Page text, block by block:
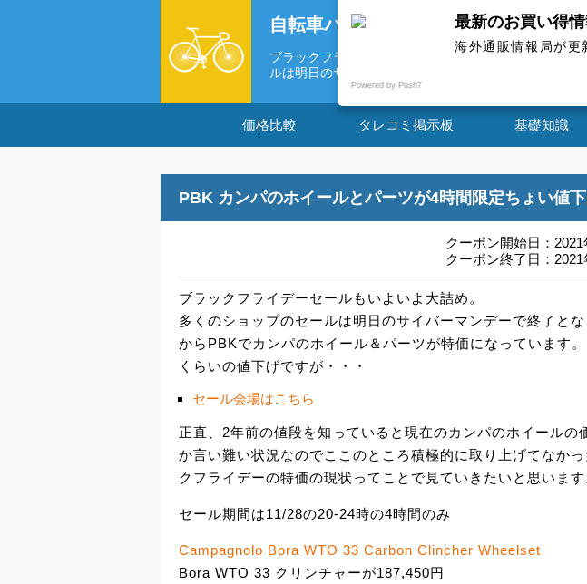
自転車パーツの海外通販情報局
ブラックフライデーセールもいよいよ大詰め。 多くの
ルは明日のサイ...
価格比較 タレコミ掲示板 基礎知識
PBK カンパのホイールとパーツが4時間限定ちょい値
クーポン開始日：
クーポン終了日：
ブラックフライデーセールもいよいよ大詰め。
多くのショップのセールは明日のサイバーマンデーで終了と
からPBKでカンパのホイール＆パーツが特価になっています
くらいの値下げですが・・・
セール会場はこちら
正直、2年前の値段を知っていると現在のカンパのホイールの
か言い難い状況なのでここのところ積極的に取り上げてなか
クフライデーの特価の現状ってことで見ていきたいと思います
セール期間は11/28の20-24時の4時間のみ
Campagnolo Bora WTO 33 Carbon Clincher Wheelset
Bora WTO 33 クリンチャーが187,450円
最新のお買い得情
海外通販情報局が更
Powered by Push7